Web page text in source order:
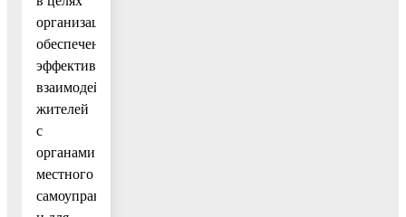
организации
обеспечения
эффективного
взаимодействия
жителей
с
органами
местного
самоуправления